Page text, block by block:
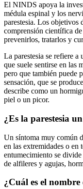
El NINDS apoya la
médula espinal y los
parestesia. Los objetivos
comprensión científica
prevenirlos, tratarlos y
La parestesia se refiere a
que suele sentirse en las
pero que también puede
sensación, que se
describe como un
piel o un picor.
¿Es la parestesia
Un síntoma muy común
en las extremidades o en
entumecimiento se divide
de alfileres y agujas,
¿Cuál es el